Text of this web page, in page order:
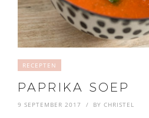
RECEPTEN
PAPRIKA SOEP
9 SEPTEMBER 2017 BY CHRISTEL